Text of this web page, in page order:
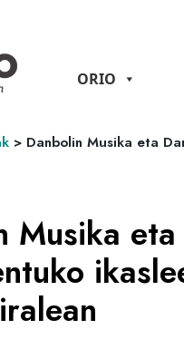
ORIO
> Danbolin Musika eta
Musika